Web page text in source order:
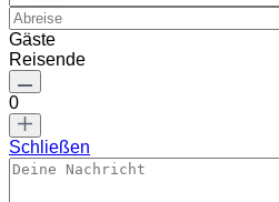
Gäste
Reisende
0
Schließen